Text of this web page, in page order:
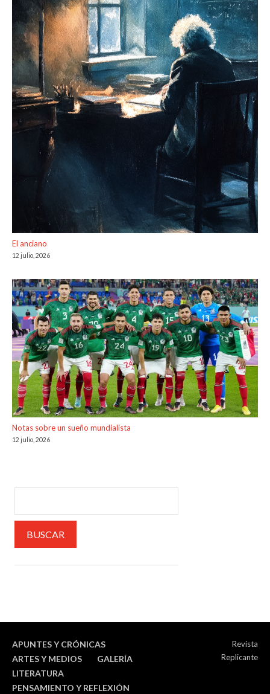
El anciano
12 julio, 2026
Notas sobre un sueño mundialista
12 julio, 2026
APUNTES Y CRÓNICAS
ARTES Y MEDIOS
GALERÍA
LITERATURA
PENSAMIENTO Y REFLEXIÓN
Revista
Replicante